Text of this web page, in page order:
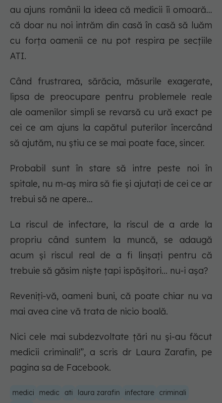
au ajuns românii la ideea că medicii îi omoară...
că doar nu noi intrăm din casă în casă să luăm
cu forța oamenii ce nu pot respira pe secțiile
ATI.
Când frustrarea, sărăcia, măsurile exagerate,
lipsa de preocupare pentru problemele reale
ale oamenilor simpli se revarsă cu ură exact pe
cei ce am ajuns la capătul puterilor încercând
să ajutăm, nu știu ce se mai poate face, sincer.
Probabil sunt în stare să intre peste noi în
spitale, nu m-aș mira să fie și ajutați de cei ce ar
trebui să ne apere...
La riscul de infectare, la riscul de a arde la
propriu când suntem la muncă, se adaugă
acum și riscul real de a fi linșați pentru că
trebuie să găsim niște țapi ispășitori... nu-i așa?
Reveniți-vă, oameni buni, că poate chiar nu va
mai avea cine vă trata de nicio boală.
Nici cele mai subdezvoltate țări nu și-au făcut
medicii criminali!”, a scris dr Laura Zarafin, pe
pagina sa de Facebook.
medici medic ati laura zarafin infectare
criminali